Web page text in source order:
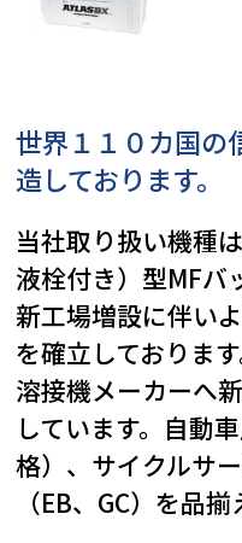
世界１１０カ国の
造しております。
当社取り扱い機種
液栓付き）型MFバ
新工場増設に伴い
を確立しておりま
溶接機メーカーへ
しています。自動
格）、サイクルサ
（EB、GC）を品